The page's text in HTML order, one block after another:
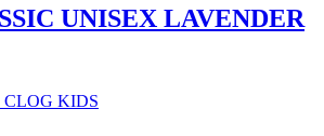
UNISEX LAVENDER